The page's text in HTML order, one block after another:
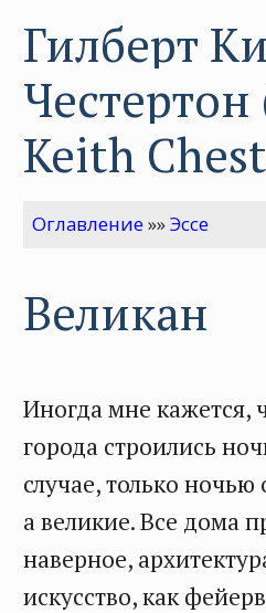
Гилберт
Keith
Оглавление»»Эссе
Великан
Иногда мне кажется,
города строились
случае, только
а великие. Все дома
наверное,
искусство, как